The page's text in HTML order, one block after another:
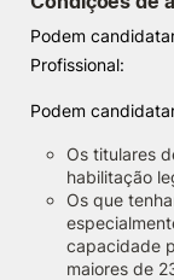
Alunos
Candidaturas
Podem
Profissional:
Podem
Os titulares
habilitação
Os que
capacidade
maiores de